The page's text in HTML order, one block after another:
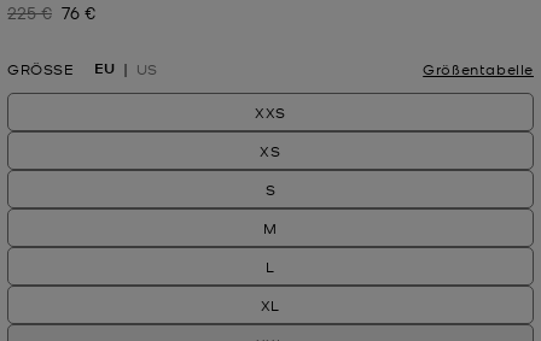
Zuvor
225 € Jetzt
76 €
GRÖSSE EU US Größentabelle
XXS
XS
S
M
L
XL